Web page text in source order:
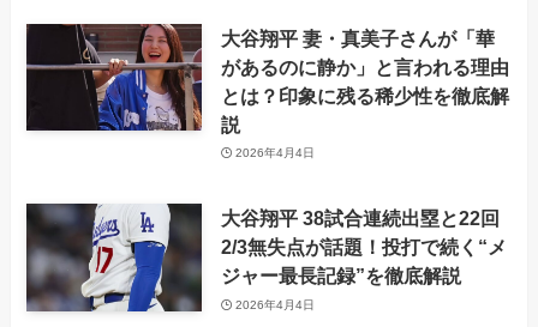
大谷翔平 妻・真美子さんが「華
があるのに静か」と言われる理由
とは？印象に残る稀少性を徹底解
説
2026年4月4日
大谷翔平 38試合連続出塁と22回
2/3無失点が話題！投打で続く“メ
ジャー最長記録”を徹底解説
2026年4月4日